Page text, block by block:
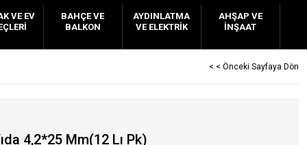
VE EV
BAHÇE VE
BALKON
AYDINLATMA
VE ELEKTRIK
AHŞAP VE
İNŞAAT
< < Önceki Sayfaya Dön
4,2*25 Mm(12 Lı Pk)